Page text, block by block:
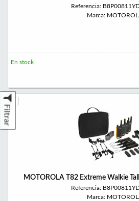
Filtrar
Referencia:
Marca:
En stock
MOTOROLA T82 Extreme Walkie
Referencia:
Marca: